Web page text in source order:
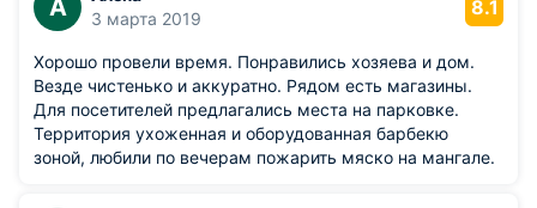
А
3 марта 2019
8.1
Хорошо провели время. Понравились хозяева и дом.
Везде чистенько и аккуратно. Рядом есть магазины.
Для посетителей предлагались места на парковке.
Территория ухоженная и оборудованная барбекю
зоной, любили по вечерам пожарить мяско на мангале.